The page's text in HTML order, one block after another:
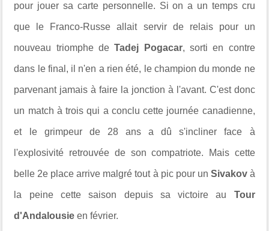
pour jouer sa carte personnelle. Si on a un temps cru
que le Franco-Russe allait servir de relais pour un
nouveau triomphe deTadej Pogacar, sorti en contre
dans le final, il n'en a rien été, le champion du monde ne
parvenant jamais à faire la jonction à l'avant. C'est donc
un match à trois qui a conclu cette journée canadienne,
et le grimpeur de 28 ans a dû s'incliner face à
l'explosivité retrouvée de son compatriote. Mais cette
belle 2e place arrive malgré tout à pic pour un Sivakovà
la peine cette saison depuis sa victoire au Tour
d'Andalousie en février.